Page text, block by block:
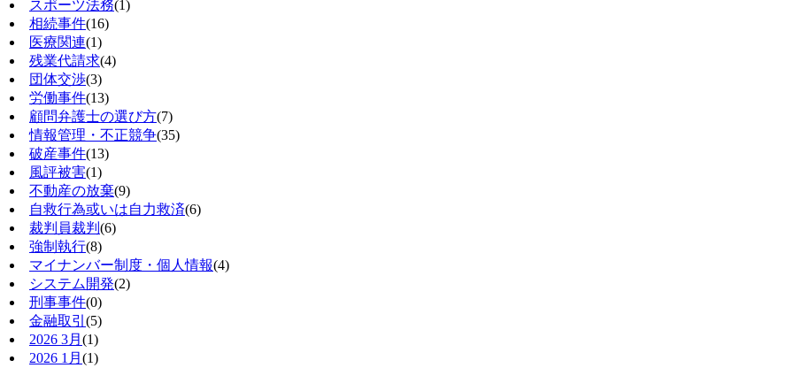
スポーツ法務(1)
相続事件(16)
医療関連(1)
残業代請求(4)
団体交渉(3)
労働事件(13)
顧問弁護士の選び方(7)
情報管理・不正競争(35)
破産事件(13)
風評被害(1)
不動産の放棄(9)
自救行為或いは自力救済(6)
裁判員裁判 (6)
強制執行(8)
マイナンバー制度・個人情報(4)
システム開発(2)
刑事事件(0)
金融取引 (5)
2026 3月 (1)
2026 1月 (1)